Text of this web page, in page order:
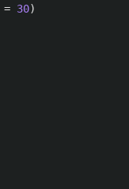
= 30)